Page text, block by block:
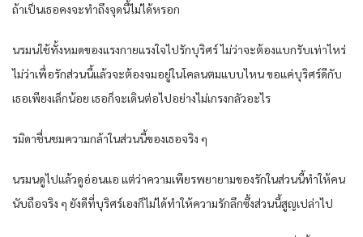
ถ้าเป็นเธอคงจะทำถึงจุดนี้ไม่ได้หรอก
นรมนใช้ทั้งหมดของแรงกายแรงใจไปรักบุริศร์ ไม่ว่าจะต้องแบกรับเท่าไหร่
ไม่ว่าเพื่อรักส่วนนี้แล้วจะต้องจมอยู่ในโคลนตมแบบไหน ขอแค่บุริศร์ดีกับ
เธอเพียงเล็กน้อย เธอก็จะเดินต่อไปอย่างไม่เกรงกลัวอะไร
รมิดาชื่นชมความกล้าในส่วนนี้ของเธอจริง ๆ
นรมนดูไปแล้วดูอ่อนแอ แต่ว่าความเพียรพยายามของรักในส่วนนี้ทำให้คน
นับถือจริง ๆ ยังดีที่บุริศร์เองก็ไม่ได้ทำให้ความรักลึกซึ้งส่วนนี้สูญเปล่าไป